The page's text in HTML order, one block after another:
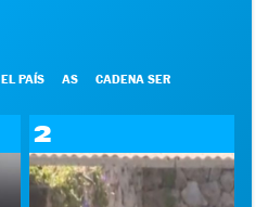
EL PAÍS AS CADENA SER
2